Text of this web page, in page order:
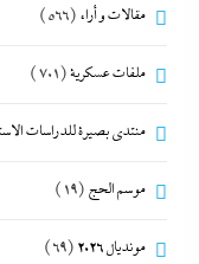
مقالات و أراء (566)
ملفات عسكرية(701)
منتدى بصيرة للدراسات
موسم الحج (19)
مونديال 2026 (69)